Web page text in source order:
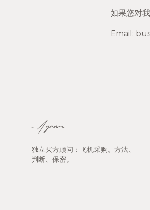
如果您对
Email:
Ayram
独立买方顾问：飞机采购。方法、
判断、保密。